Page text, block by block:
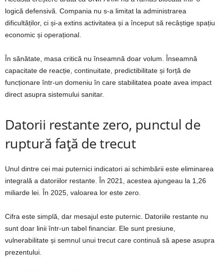
logică defensivă. Compania nu s-a limitat la administrarea
dificultăților, ci și-a extins activitatea și a început să recâștige spațiu
economic și operațional.
În sănătate, masa critică nu înseamnă doar volum. Înseamnă
capacitate de reacție, continuitate, predictibilitate și forță de
funcționare într-un domeniu în care stabilitatea poate avea impact
direct asupra sistemului sanitar.
Datorii restante zero, punctul de
ruptură față de trecut
Unul dintre cei mai puternici indicatori ai schimbării este eliminarea
integrală a datoriilor restante. În 2021, acestea ajungeau la 1,26
miliarde lei. În 2025, valoarea lor este zero.
Cifra este simplă, dar mesajul este puternic. Datoriile restante nu
sunt doar linii într-un tabel financiar. Ele sunt presiune,
vulnerabilitate și semnul unui trecut care continuă să apese asupra
prezentului.